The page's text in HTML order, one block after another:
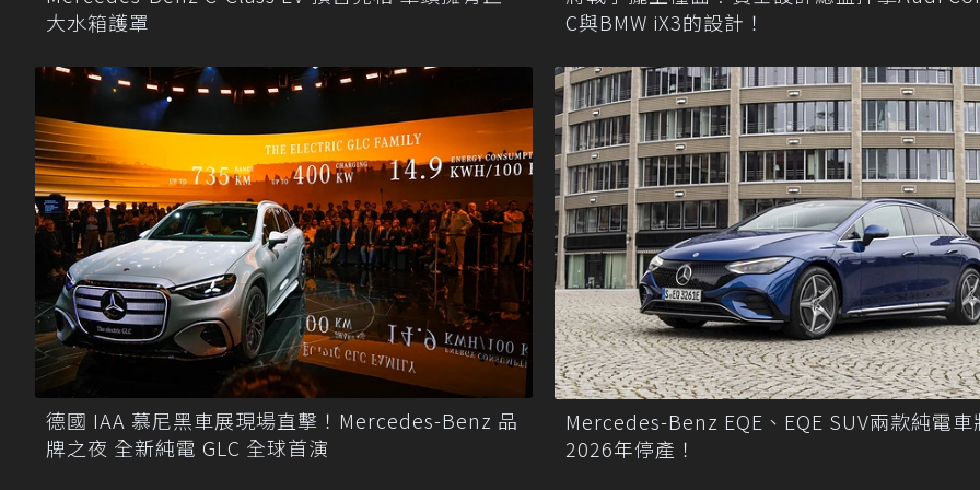
大水箱護罩
C與BMW iX3的設計！
德國 IAA 慕尼黑車展現場直擊！Mercedes-Benz 品
牌之夜 全新純電 GLC 全球首演
Mercedes-Benz EQE、EQE SUV兩款純電車
2026年停產！